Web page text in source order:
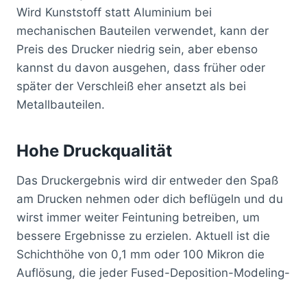
Wird Kunststoff statt Aluminium bei
mechanischen Bauteilen verwendet, kann der
Preis des Drucker niedrig sein, aber ebenso
kannst du davon ausgehen, dass früher oder
später der Verschleiß eher ansetzt als bei
Metallbauteilen.
Hohe Druckqualität
Das Druckergebnis wird dir entweder den Spaß
am Drucken nehmen oder dich beflügeln und du
wirst immer weiter Feintuning betreiben, um
bessere Ergebnisse zu erzielen. Aktuell ist die
Schichthöhe von 0,1 mm oder 100 Mikron die
Auflösung, die jeder Fused-Deposition-Modeling-